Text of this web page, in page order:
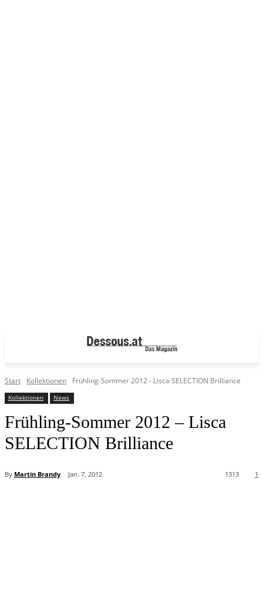
Start Kollektionen Frühling-Sommer 2012 - Lisca SELECTION Brilliance
Kollektionen News
Frühling-Sommer 2012 – Lisca
SELECTION Brilliance
By Martin Brandy Jan. 7, 2012 1
1313